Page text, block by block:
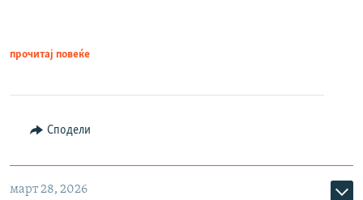
прочитај повеќе
Сподели
март 28, 2026